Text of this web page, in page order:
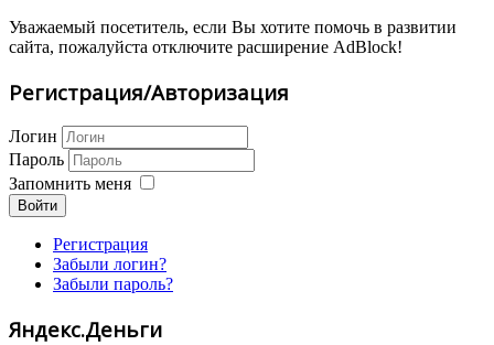
Уважаемый посетитель, если Вы хотите помочь в развитии
сайта, пожалуйста отключите расширение AdBlock!
Регистрация/Авторизация
Логин
Пароль
Запомнить меня
Войти
Регистрация
Забыли логин?
Забыли пароль?
Яндекс.Деньги